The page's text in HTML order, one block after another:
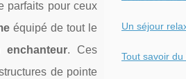
parfaits pour ceux
équipé de tout le
enchanteur. Ces
de pointe
Un séjour
Tout savoir du